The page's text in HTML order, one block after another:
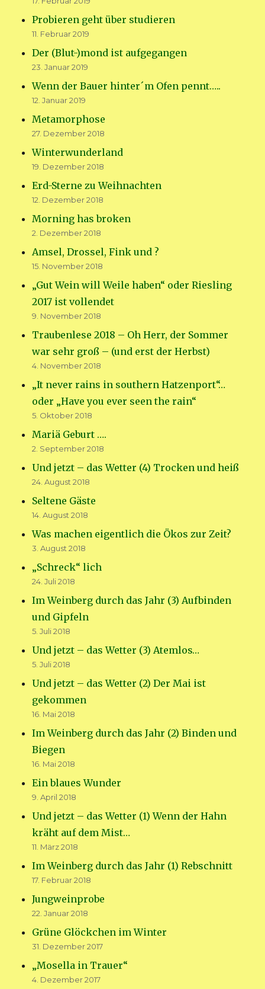
Probieren geht über studieren
11. Februar 2019
Der (Blut-)mond ist aufgegangen
23. Januar 2019
Wenn der Bauer hinter´m Ofen pennt…..
12. Januar 2019
Metamorphose
27. Dezember 2018
Winterwunderland
19. Dezember 2018
Erd-Sterne zu Weihnachten
12. Dezember 2018
Morning has broken
2. Dezember 2018
Amsel, Drossel, Fink und ?
15. November 2018
„Gut Wein will Weile haben“ oder Riesling
2017 ist vollendet
9. November 2018
Traubenlese 2018 – Oh Herr, der Sommer
war sehr groß – (und erst der Herbst)
4. November 2018
„It never rains in southern Hatzenport“…
oder „Have you ever seen the rain“
5. Oktober 2018
Mariä Geburt ….
2. September 2018
Und jetzt – das Wetter (4) Trocken und heiß
24. August 2018
Seltene Gäste
14. August 2018
Was machen eigentlich die Ökos zur Zeit?
3. August 2018
„Schreck“ lich
24. Juli 2018
Im Weinberg durch das Jahr (3) Aufbinden
und Gipfeln
5. Juli 2018
Und jetzt – das Wetter (3) Atemlos…
5. Juli 2018
Und jetzt – das Wetter (2) Der Mai ist
gekommen
16. Mai 2018
Im Weinberg durch das Jahr (2) Binden und
Biegen
16. Mai 2018
Ein blaues Wunder
9. April 2018
Und jetzt – das Wetter (1) Wenn der Hahn
kräht auf dem Mist…
11. März 2018
Im Weinberg durch das Jahr (1) Rebschnitt
17. Februar 2018
Jungweinprobe
22. Januar 2018
Grüne Glöckchen im Winter
31. Dezember 2017
„Mosella in Trauer“
4. Dezember 2017